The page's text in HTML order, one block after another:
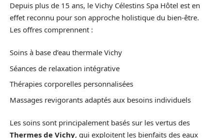
Depuis plus de 15 ans, le Vichy Célestins Spa Hôtel est en
effet reconnu pour son approche holistique du bien-être.
Les offres comprennent :
Soins à base d’eau thermale Vichy
Séances de relaxation intégrative
Thérapies corporelles personnalisées
Massages revigorants adaptés aux besoins individuels
Les soins sont principalement basés sur les vertus des
Thermes de Vichy, qui exploitent les bienfaits des eaux